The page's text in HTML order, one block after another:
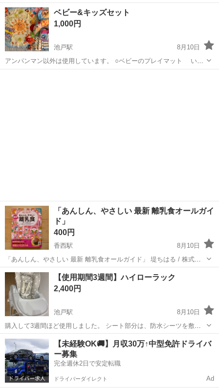
れ、トイレにそのままつけることができます。 おまるの下の部分は使
用せずトイレにつけて使用しました。 アンパンマンの鼻部分が若干剥
がれがありますがまだまだ綺麗で...
香川 木田郡 池戸駅 ベビー用品
ベビー&キッズセット
1,000円
池戸駅
8月10日
アンパンマン以外は使用しています。 ○ベビーのプレイマット いろ
んな部分が音がしたり触った感触が楽しかったりするのでよく遊びま
「あんしん、やさしい 最新 離乳食オールガイ
ド」
400円
香西駅
8月10日
「あんしん、やさしい 最新 離乳食オールガイド」 堤ちはる / 株式会
社ベビーカレンダー 定価: ￥1300+税 2021年秋に実店舗で購入しまし
た。 下の子が離乳食を卒業したため出品します。 本を開いたまま調理
したこと...
香川 高松市 香西駅 ベビー用品
【使用期間3週間】ハイローラック
2,400円
池戸駅
8月10日
購入して3週間ほど使用しました。 シート部分は、防水シーツを敷い
て使っていたので直接肌に触れる使い方はしていません。とてもキレ
イな状態です。 【希望取引場所】 三木町氷上 ファミリーマート駐車
場 【希望取引日時】 平日18...
香川 木田郡 池戸駅 ベビー用品 ハイローラック
【未経験OK🚚】月収30万↑中型免許ドライバ
ー募集
完全週休2日で安定転職
ドライバーダイレクト Ad